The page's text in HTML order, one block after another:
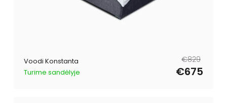
Voodi Konstanta
Turime sandėlyje
Tavahind
€829
Müügihind
€675